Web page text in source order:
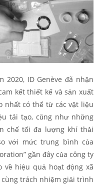
ID Genève đã nhận
kết thiết kế và sản xuất
nhất có thể từ các vật liệu
tái tạo, cũng như những
chế tối đa lượng khí thải
với mức trung bình của
gần đây của công ty
về hiệu quả hoạt động xã
trách nhiệm giải trình